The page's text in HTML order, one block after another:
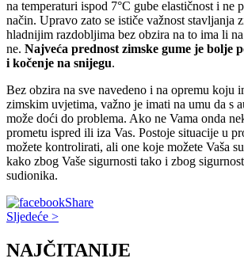
na temperaturi ispod 7°C gube elastičnost i ne
način. Upravo zato se ističe važnost stavljanja
hladnijim razdobljima bez obzira na to ima li
ne. Najveća prednost zimske gume je bolje
i kočenje na snijegu.
Bez obzira na sve navedeno i na opremu koju
zimskim uvjetima, važno je imati na umu da s
može doći do problema. Ako ne Vama onda
prometu ispred ili iza Vas. Postoje situacije u
možete kontrolirati, ali one koje možete Vaša
kako zbog Vaše sigurnosti tako i zbog
sudionika.
Share
Sljedeće >
NAJČITANIJE